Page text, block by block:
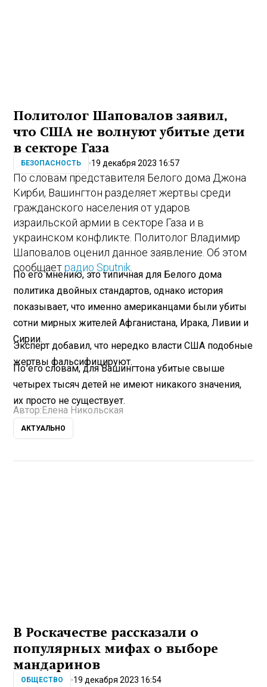
Политолог Шаповалов заявил,
что США не волнуют убитые дети
в секторе Газа
БЕЗОПАСНОСТЬ 19 декабря 2023 16:57
По словам представителя Белого дома Джона
Кирби, Вашингтон разделяет жертвы среди
гражданского населения от ударов
израильской армии в секторе Газа и в
украинском конфликте. Политолог Владимир
Шаповалов оценил данное заявление. Об этом
сообщаетрадио Sputnik
По его мнению, это типичная для Белого дома
политика двойных стандартов, однако история
показывает, что именно американцами были убиты
сотни мирных жителей Афганистана, Ирака, Ливии и
Сирии.
Эксперт добавил, что нередко власти США подобные
жертвы фальсифицируют.
По его словам, для Вашингтона убитые свыше
четырех тысяч детей не имеют никакого значения,
их просто не существует.
Автор: Елена Никольская
АКТУАЛЬНО
В Роскачестве рассказали о
популярных мифах о выборе
мандаринов
ОБЩЕСТВО 19 декабря 2023 16:54